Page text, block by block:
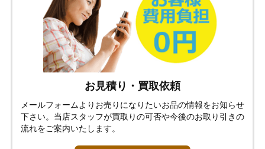
お見積り・買取依頼
メールフォームよりお売りになりたいお品の情報をお知らせ
下さい。当店スタッフが買取りの可否や今後のお取り引きの
流れをご案内いたします。